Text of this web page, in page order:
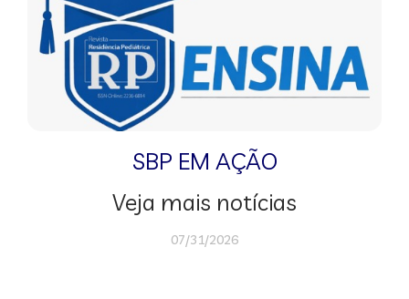
SBP EM AÇÃO
Veja mais notícias
07/31/2026